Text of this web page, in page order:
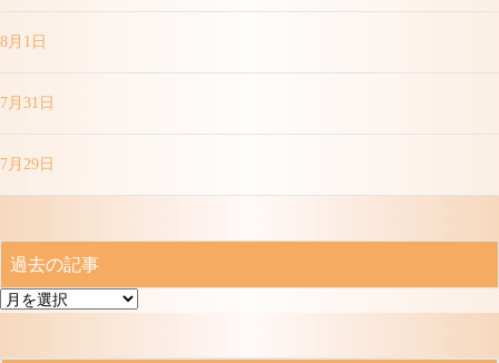
8月1日
7月31日
7月29日
過去の記事
過